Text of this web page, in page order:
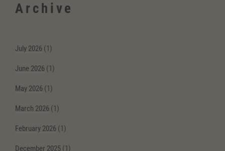
Archive
July 2026 (1)
June 2026 (1)
May 2026 (1)
March 2026 (1)
February 2026 (1)
December 2025 (1)